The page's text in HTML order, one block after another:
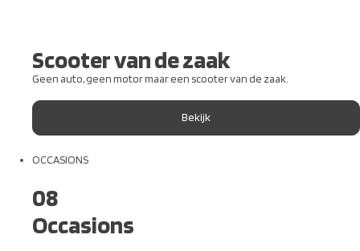
Scooter van de zaak
Geen auto, geen motor maar een scooter van de zaak.
Bekijk
OCCASIONS
08
Occasions